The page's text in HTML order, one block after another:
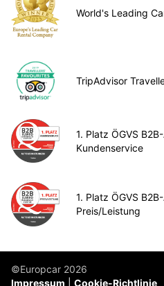
World's Leading
TripAdvisor
1. Platz ÖGVS
Kundenservice
1. Platz ÖGVS
Preis/Leistung
©Europcar 2026
Impressum
Cookie-Richtlinie